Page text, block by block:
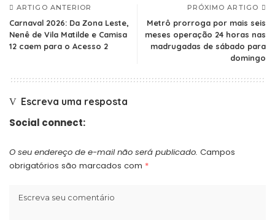
ARTIGO ANTERIOR
Carnaval 2026: Da Zona Leste,
Nenê de Vila Matilde e Camisa
12 caem para o Acesso 2
PRÓXIMO ARTIGO
Metrô prorroga por mais seis
meses operação 24 horas nas
madrugadas de sábado para
domingo
Escreva uma resposta
Social connect:
O seu endereço de e-mail não será publicado. Campos
obrigatórios são marcados com *